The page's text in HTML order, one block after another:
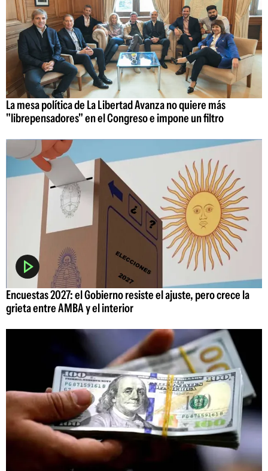
La mesa política de La Libertad Avanza no quiere más
"librepensadores" en el Congreso e impone un filtro
Encuestas 2027: el Gobierno resiste el ajuste, pero crece la
grieta entre AMBA y el interior